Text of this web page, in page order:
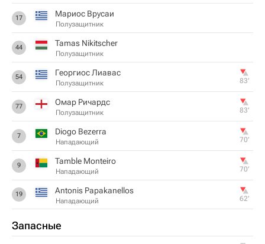
17 Мариос Врусаи
Полузащитник
44 Tamas Nikitscher
Полузащитник
54 Георгиос Лиавас
Полузащитник 83‎’‎
77 Омар Ричардс
Полузащитник 83‎’‎
7 Diogo Bezerra
Нападающий 70‎’‎
9 Tamble Monteiro
Нападающий 70‎’‎
19 Antonis Papakanellos
Нападающий 62‎’‎
Запасные